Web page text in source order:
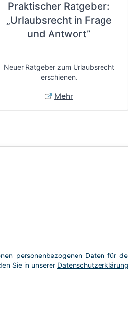
Praktischer Ratgeber:
„Urlaubsrecht in Frage
und Antwort”
Neuer Ratgeber zum Urlaubsrecht
erschienen.
Mehr